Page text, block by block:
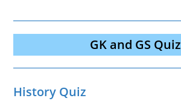
GK and GS Quiz
History Quiz